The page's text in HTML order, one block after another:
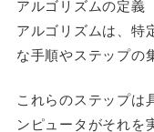
アルゴリズムの定義
アルゴリズムは、特
な手順やステップの
これらのステップは
ンピュータがそれを